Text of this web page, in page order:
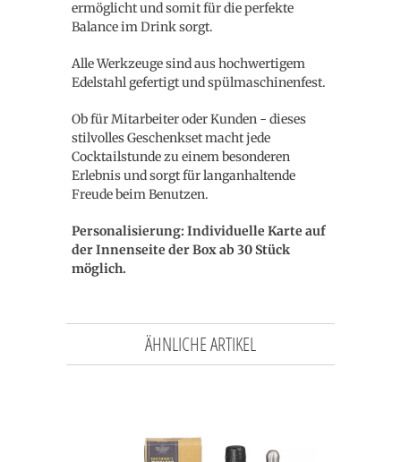
ermöglicht und somit für die perfekte
Balance im Drink sorgt.
Alle Werkzeuge sind aus hochwertigem
Edelstahl gefertigt und spülmaschinenfest.
Ob für Mitarbeiter oder Kunden - dieses
stilvolles Geschenkset macht jede
Cocktailstunde zu einem besonderen
Erlebnis und sorgt für langanhaltende
Freude beim Benutzen.
Personalisierung: Individuelle Karte auf
der Innenseite der Box ab 30 Stück
möglich.
ÄHNLICHE ARTIKEL